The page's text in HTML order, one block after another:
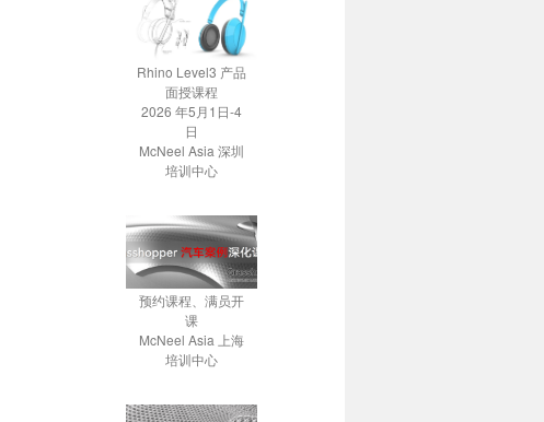
Rhino Level3 产品
面授课程
2026 年5月1日-4
日
McNeel Asia 深圳
培训中心
预约课程、满员开
课
McNeel Asia 上海
培训中心